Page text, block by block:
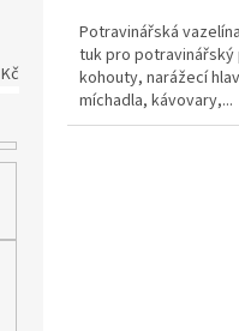
Kč
Potravinářská
tuk pro potravinářský
kohouty, narážecí
míchadla, kávovary,...